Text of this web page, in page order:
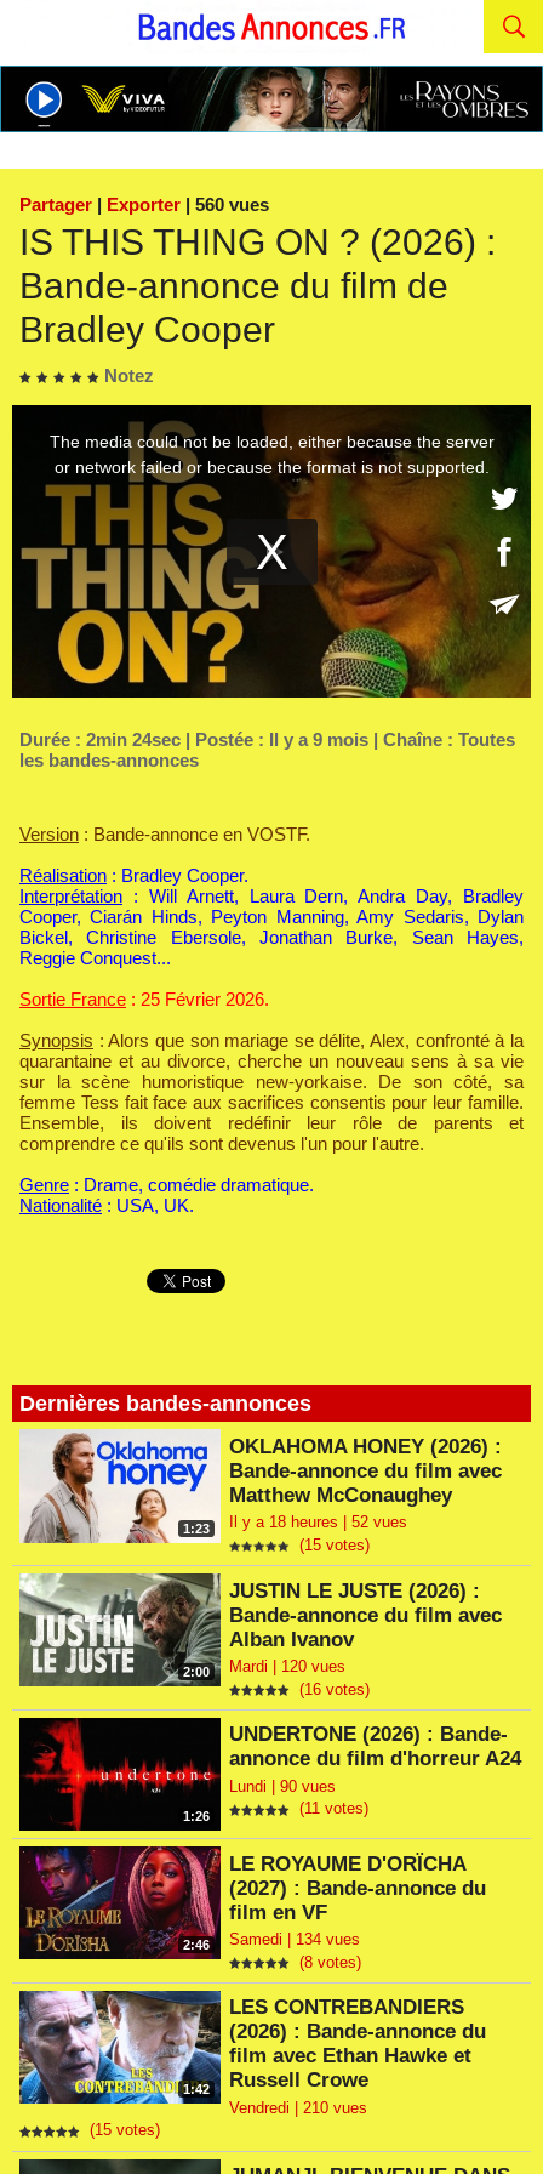
Partager | Exporter | 560 vues
IS THIS THING ON ? (2026) :
Bande-annonce du film de
Bradley Cooper
Notez
Dernières bandes-annonces
1:23
OKLAHOMA HONEY (2026) :
Bande-annonce du film avec
Matthew McConaughey
Il y a 18 heures | 52 vues
(15 votes)
2:00
JUSTIN LE JUSTE (2026) :
Bande-annonce du film avec
Alban Ivanov
Mardi | 120 vues
(16 votes)
1:26
UNDERTONE (2026) : Bande-
annonce du film d'horreur A24
Lundi | 90 vues
(11 votes)
2:46
LE ROYAUME D'ORÏCHA
(2027) : Bande-annonce du
film en VF
Samedi | 134 vues
(8 votes)
1:42
LES CONTREBANDIERS
(2026) : Bande-annonce du
film avec Ethan Hawke et
Russell Crowe
Vendredi | 210 vues
(15 votes)
Durée : 2min 24sec | Postée : Il y a 9 mois | Chaîne : Toutes
les bandes-annonces
Version : Bande-annonce en VOSTF.
Réalisation : Bradley Cooper.
Interprétation : Will Arnett, Laura Dern, Andra Day, Bradley
Cooper, Ciarán Hinds, Peyton Manning, Amy Sedaris, Dylan
Bickel, Christine Ebersole, Jonathan Burke, Sean Hayes,
Reggie Conquest...
Sortie France : 25 Février 2026.
Synopsis : Alors que son mariage se délite, Alex, confronté à la
quarantaine et au divorce, cherche un nouveau sens à sa vie
sur la scène humoristique new-yorkaise. De son côté, sa
femme Tess fait face aux sacrifices consentis pour leur famille.
Ensemble, ils doivent redéfinir leur rôle de parents et
comprendre ce qu'ils sont devenus l'un pour l'autre.
Genre : Drame, comédie dramatique.
Nationalité : USA, UK.